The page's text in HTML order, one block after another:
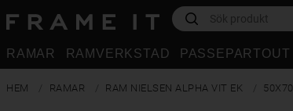
RAMAR RAMVERKSTAD PASSEPARTOUT
HEM RAMAR RAM NIELSEN ALPHA VIT EK 50X70